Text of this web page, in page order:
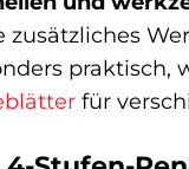
zusätzliches
praktisch,
für